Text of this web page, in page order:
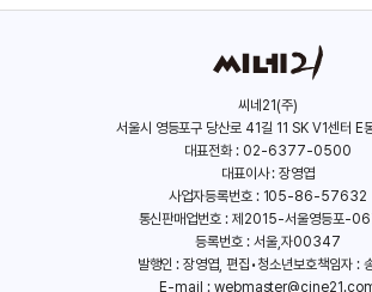
씨네21(주)
서울시 영등포구 당산로 41길 11 SK V1센터 E
대표전화 : 02-6377-0500
대표이사 : 장영엽
사업자등록번호 : 105-86-57632
통신판매업번호 : 제2015-서울영등포-
등록번호 : 서울,자00347
발행인 : 장영엽, 편집•청소년보호책임자 :
E-mail :